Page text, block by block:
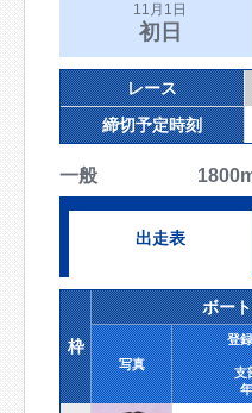
11月1日
初日
レース
締切予定時刻
一般
出走表
枠
ボー
写真
登
支